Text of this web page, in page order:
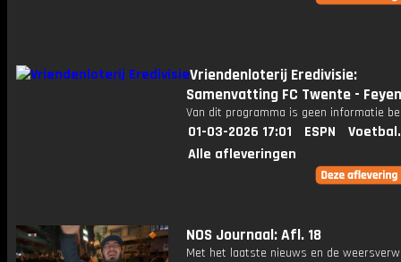
Vriendenloterij Eredivisie:
Samenvatting FC Twente -
Van dit programma is geen informatie
01-03-2026 17:01 ESPN
Alle afleveringen
NOS Journaal: Afl. 18
Met het laatste nieuws en de